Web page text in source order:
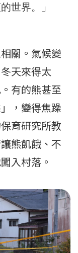
世界。」
關。氣候變
天來得太
有的熊甚至
，變得焦躁
育研究所教
熊飢餓、不
入村落。